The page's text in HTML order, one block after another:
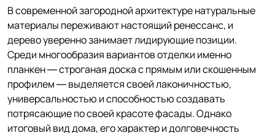
В современной загородной архитектуре натуральные
материалы переживают настоящий ренессанс, и
дерево уверенно занимает лидирующие позиции.
Среди многообразия вариантов отделки именно
планкен — строганая доска с прямым или скошенным
профилем — выделяется своей лаконичностью,
универсальностью и способностью создавать
потрясающие по своей красоте фасады. Однако
итоговый вид дома, его характер и долговечность